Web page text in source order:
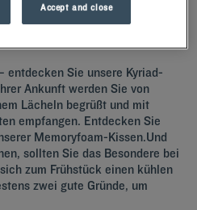
entdecken Sie unsere Kyriad-
Ankunft werden Sie von
Lächeln begrüßt und mit
empfangen. Entdecken Sie
Memoryfoam-Kissen.Und
sollten Sie das Besondere bei
zum Frühstück einen kühlen
zwei gute Gründe, um
Accept and close